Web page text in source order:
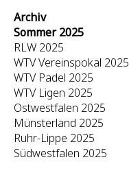
Archiv
Sommer 2025
RLW 2025
WTV Vereinspokal 2025
WTV Padel 2025
WTV Ligen 2025
Ostwestfalen 2025
Münsterland 2025
Ruhr-Lippe 2025
Südwestfalen 2025